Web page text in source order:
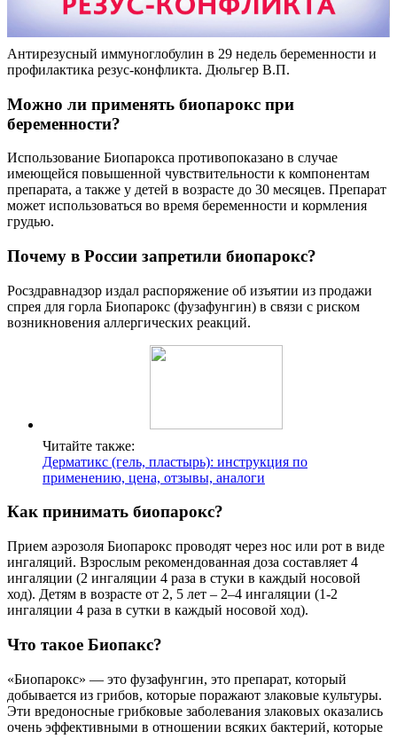
Антирезусный иммуноглобулин в 29 недель беременности и
профилактика резус-конфликта. Дюльгер В.П.
Можно ли применять биопарокс при
беременности?
Использование Биопарокса противопоказано в случае
имеющейся повышенной чувствительности к компонентам
препарата, а также у детей в возрасте до 30 месяцев. Препарат
может использоваться во время беременности и кормления
грудью.
Почему в России запретили биопарокс?
Росздравнадзор издал распоряжение об изъятии из продажи
спрея для горла Биопарокс (фузафунгин) в связи с риском
возникновения аллергических реакций.
Читайте также:
Дерматикс (гель, пластырь): инструкция по
применению, цена, отзывы, аналоги
Как принимать биопарокс?
Прием аэрозоля Биопарокс проводят через нос или рот в виде
ингаляций. Взрослым рекомендованная доза составляет 4
ингаляции (2 ингаляции 4 раза в стуки в каждый носовой
ход). Детям в возрасте от 2, 5 лет – 2–4 ингаляции (1-2
ингаляции 4 раза в сутки в каждый носовой ход).
Что такое Биопакс?
«Биопарокс» — это фузафунгин, это препарат, который
добывается из грибов, которые поражают злаковые культуры.
Эти вредоносные грибковые заболевания злаковых оказались
очень эффективными в отношении всяких бактерий, которые